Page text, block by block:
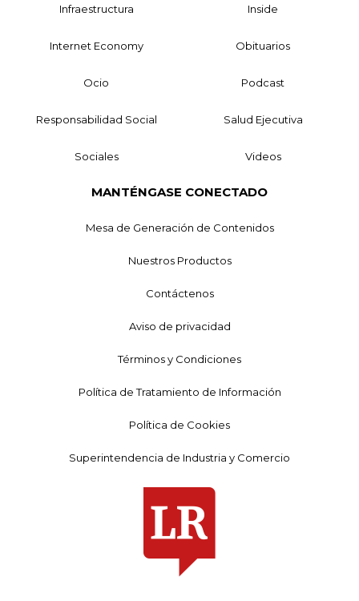
Infraestructura Inside
Internet Economy Obituarios
Ocio Podcast
Responsabilidad Social Salud Ejecutiva
Sociales Videos
MANTÉNGASE CONECTADO
Mesa de Generación de Contenidos
Nuestros Productos
Contáctenos
Aviso de privacidad
Términos y Condiciones
Política de Tratamiento de Información
Política de Cookies
Superintendencia de Industria y Comercio